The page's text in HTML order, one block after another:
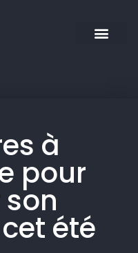
à
pour
été